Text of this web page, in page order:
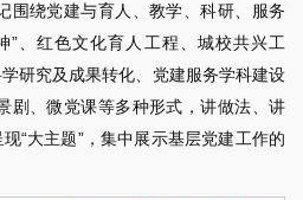
围绕党建与育人、教学、科研、服务
”、红色文化育人工程、城校共兴工
研究及成果转化、党建服务学科建设
剧、微党课等多种形式，讲做法、讲
“大主题”，集中展示基层党建工作的